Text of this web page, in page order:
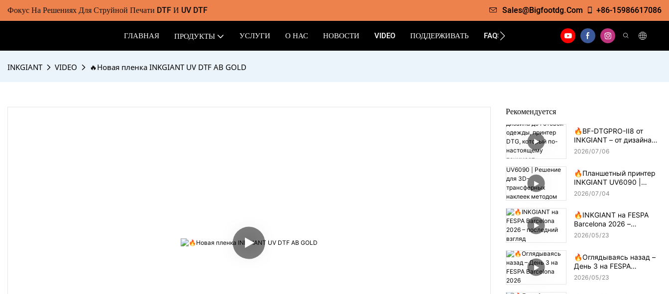
Фокус На Решениях Для Струйной Печати DTF И UV DTF Sales@bigfootdg.com +86-15986617086
ГЛАВНАЯ ПРОДУКТЫ УСЛУГИ О НАС НОВОСТИ VIDEO ПОДДЕРЖИВАТЬ FAQS
INKGIANT VIDEO 🔥Новая пленка INKGIANT UV DTF AB GOLD
Рекомендуется
🔥BF-DTGPRO-II8 от
INKGIANT – от дизайна
до готовой одежды,
понимает технологию
печати на хлопке.
2026 07 06
🔥Планшетный принтер
INKGIANT UV6090 |
Решение для 3D-
нанесения клея
2026 07 04
🔥INKGIANT на FESPA
Barcelona 2026 –
последний взгляд
2026 05 23
🔥Оглядываясь назад –
День 3 на FESPA
Barcelona 2026
2026 05 23